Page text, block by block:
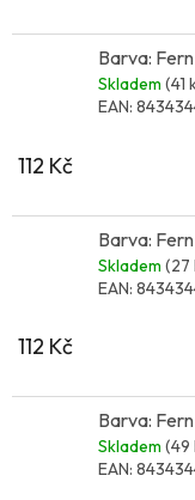
Barva:
Skladem (41
EAN:
112 Kč
Barva:
Skladem (27
EAN:
112 Kč
Barva:
Skladem (49
EAN: